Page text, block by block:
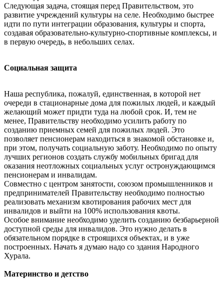
Следующая задача, стоящая перед Правительством, это
развитие учреждений культуры на селе. Необходимо быстрее
идти по пути интеграции образования, культуры и спорта,
создавая образовательно-культурно-спортивные комплексы, и
в первую очередь, в небольших селах.
Социальная защита
Наша республика, пожалуй, единственная, в которой нет
очереди в стационарные дома для пожилых людей, и каждый
желающий может придти туда на любой срок. И, тем не
менее, Правительству необходимо усилить работу по
созданию приемных семей для пожилых людей. Это
позволяет пенсионерам находиться в знакомой обстановке и,
при этом, получать социальную заботу. Необходимо по опыту
лучших регионов создать службу мобильных бригад для
оказания неотложных социальных услуг остронуждающимся
пенсионерам и инвалидам.
Совместно с центром занятости, союзом промышленников и
предпринимателей Правительству необходимо полностью
реализовать механизм квотирования рабочих мест для
инвалидов и выйти на 100% использования квоты.
Особое внимание необходимо уделить созданию безбарьерной
доступной среды для инвалидов. Это нужно делать в
обязательном порядке в строящихся объектах, и в уже
построенных. Начать я думаю надо со здания Народного
Хурала.
Материнство и детство